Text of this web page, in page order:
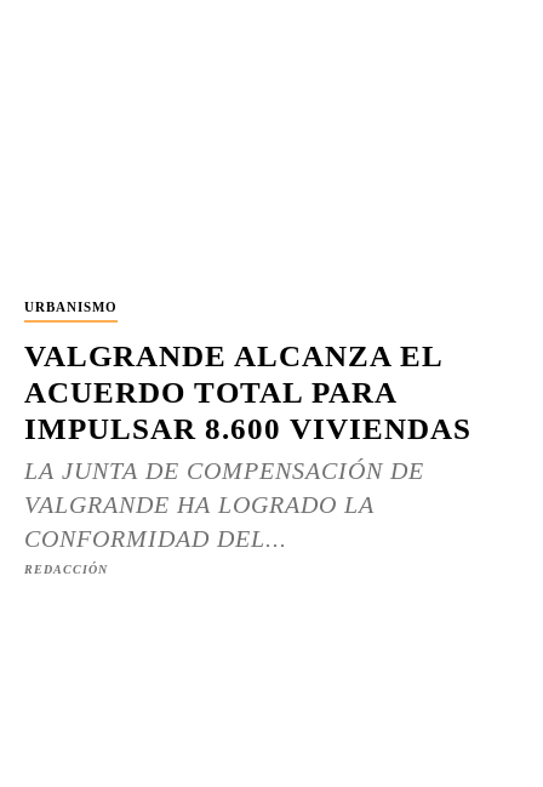
URBANISMO
VALGRANDE ALCANZA EL
ACUERDO TOTAL PARA
IMPULSAR 8.600 VIVIENDAS
LA JUNTA DE COMPENSACIÓN DE
VALGRANDE HA LOGRADO LA
CONFORMIDAD DEL...
REDACCIÓN